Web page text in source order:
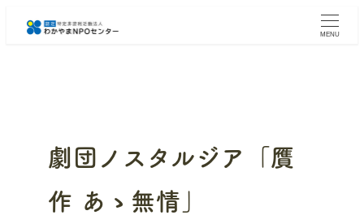
MENU
劇団ノスタルジア「贋
作 あゝ無情」